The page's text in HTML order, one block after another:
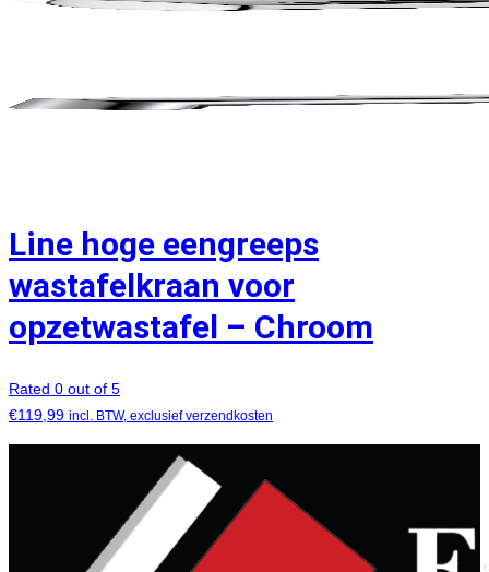
Line hoge eengreeps
wastafelkraan voor
opzetwastafel – Chroom
Rated 0 out of 5
€119,99 incl. BTW, exclusief verzendkosten